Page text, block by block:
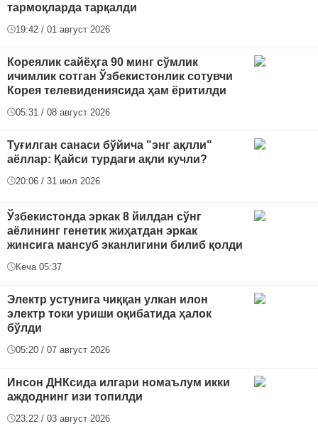
тармоқларда тарқалди
19:42 / 01 август 2026
Кореялик сайёҳга 90 минг сўмлик
ичимлик сотган Ўзбекистонлик сотувчи
Корея телевидениясида ҳам ёритилди
05:31 / 08 август 2026
Туғилган санаси бўйича "энг ақлли"
аёллар: Қайси турдаги ақли кучли?
20:06 / 31 июл 2026
Ўзбекистонда эркак 8 йилдан сўнг
аёлининг генетик жиҳатдан эркак
жинсига мансуб эканлигини билиб қолди
Кеча 05:37
Электр устунига чиққан улкан илон
электр токи уриши оқибатида ҳалок
бўлди
05:20 / 07 август 2026
Инсон ДНКсида илгари номаълум икки
аждоднинг изи топилди
23:22 / 03 август 2026